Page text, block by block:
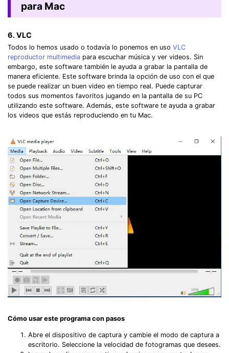
para Mac
6. VLC
Todos lo hemos usado o todavía lo ponemos en uso VLC
reproductor multimedia para escuchar música y ver videos. Sin
embargo, este software también le ayuda a grabar la pantalla de
manera eficiente. Este software brinda la opción de uso con el que
se puede realizar un buen video en tiempo real. Puede capturar
todos sus momentos favoritos jugando en la pantalla de su PC
utilizando este software. Además, este software te ayuda a grabar
los videos que estás reproduciendo en tu Mac.
Cómo usar este programa con pasos
Abre el dispositivo de captura y cambie el modo de captura a
escritorio. Seleccione la velocidad de fotogramas que desees.
Record Like a Pro, Edit
With AI Ease.
Record. Edit. Share. All with Filmora!
Got It